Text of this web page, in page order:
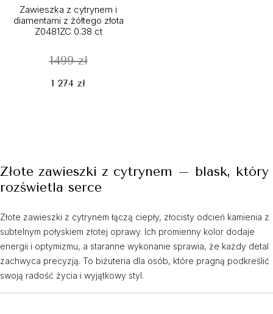
Zawieszka z cytrynem i
diamentami z żółtego złota
Z0481ZC 0.38 ct
1499 zł
1 274 zł
Złote zawieszki z cytrynem – blask, który
rozświetla serce
Złote zawieszki z cytrynem łączą ciepły, złocisty odcień kamienia z
subtelnym połyskiem złotej oprawy. Ich promienny kolor dodaje
energii i optymizmu, a staranne wykonanie sprawia, że każdy detal
zachwyca precyzją. To biżuteria dla osób, które pragną podkreślić
swoją radość życia i wyjątkowy styl.